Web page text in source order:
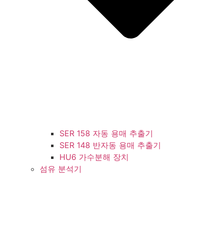
SER 158 자동 용매 추출기
SER 148 반자동 용매 추출기
HU6 가수분해 장치
섬유 분석기